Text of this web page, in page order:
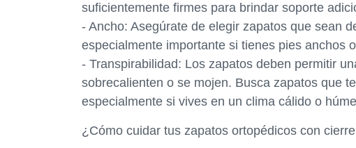
suficientemente firmes para brindar soporte
- Ancho: Asegúrate de elegir zapatos que sean
especialmente importante si tienes pies anchos
- Transpirabilidad: Los zapatos deben permitir
sobrecalienten o se mojen. Busca zapatos que
especialmente si vives en un clima cálido o
¿Cómo cuidar tus zapatos ortopédicos con